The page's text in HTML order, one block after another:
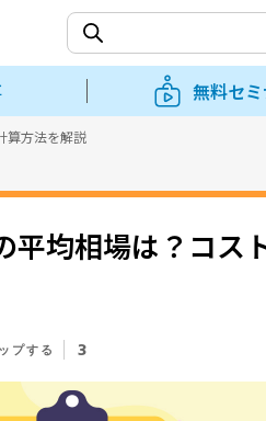
無料セ
算方法を解説
平均相場は？コス
プする 3